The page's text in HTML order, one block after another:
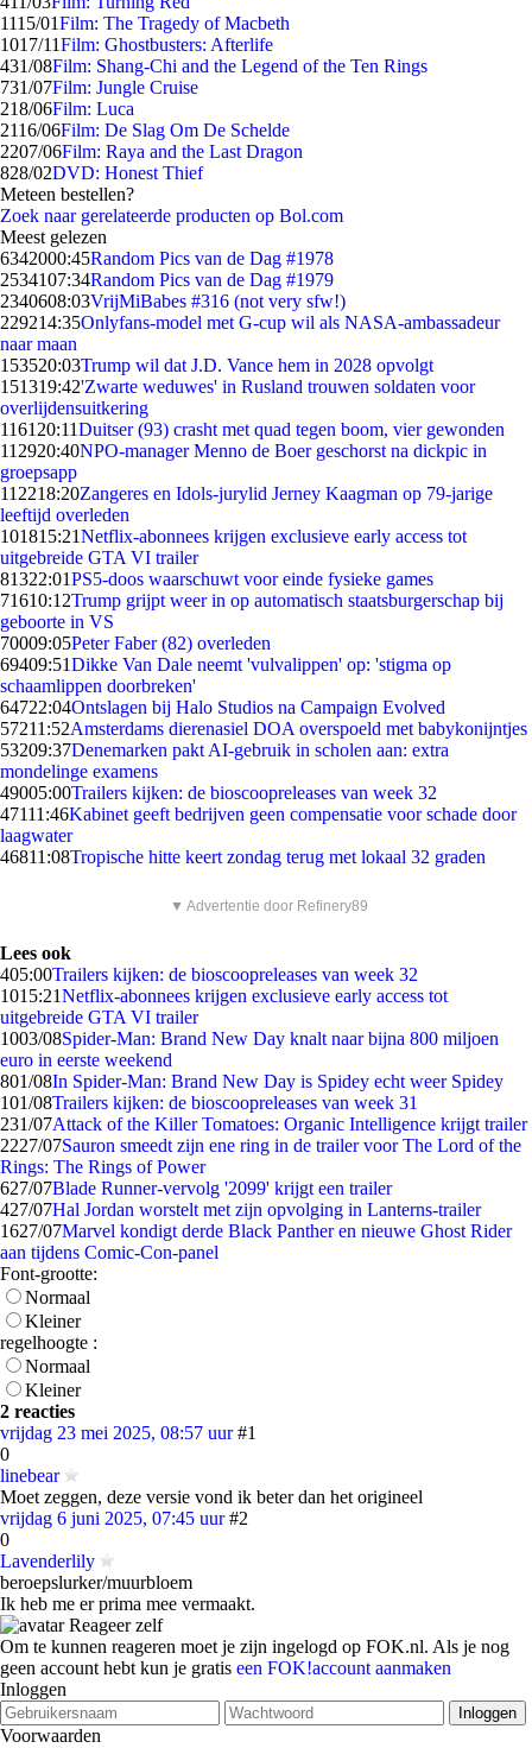
1115/01Film: The Tragedy of Macbeth
1017/11Film: Ghostbusters: Afterlife
431/08Film: Shang-Chi and the Legend of the Ten Rings
731/07Film: Jungle Cruise
218/06Film: Luca
2116/06Film: De Slag Om De Schelde
2207/06Film: Raya and the Last Dragon
828/02DVD: Honest Thief
Meteen bestellen?
Zoek naar gerelateerde producten op Bol.com
Meest gelezen
6342000:45Random Pics van de Dag #1978
2534107:34Random Pics van de Dag #1979
2340608:03VrijMiBabes #316 (not very sfw!)
229214:35Onlyfans-model met G-cup wil als NASA-ambassadeur
naar maan
153520:03Trump wil dat J.D. Vance hem in 2028 opvolgt
151319:42'Zwarte weduwes' in Rusland trouwen soldaten voor
overlijdensuitkering
1161 20:11Duitser (93) crasht met quad tegen boom, vier gewonden
112920:40NPO-manager Menno de Boer geschorst na dickpic in
groepsapp
112218:20Zangeres en Idols-jurylid Jerney Kaagman op 79-jarige
leeftijd overleden
101815:21Netflix-abonnees krijgen exclusieve early access tot
uitgebreide GTA VI trailer
81322:01PS5-doos waarschuwt voor einde fysieke games
71610:12Trump grijpt weer in op automatisch staatsburgerschap bij
geboorte in VS
70009:05Peter Faber (82) overleden
69409:51Dikke Van Dale neemt 'vulvalippen' op: 'stigma op
schaamlippen doorbreken'
64722:04Ontslagen bij Halo Studios na Campaign Evolved
57211:52Amsterdams dierenasiel DOA overspoeld met babykonijntjes
53209:37Denemarken pakt AI-gebruik in scholen aan: extra
mondelinge examens
49005:00Trailers kijken: de bioscoopreleases van week 32
47111:46Kabinet geeft bedrijven geen compensatie voor schade door
laagwater
46811:08Tropische hitte keert zondag terug met lokaal 32 graden
▼ Advertentie door Refinery89
Lees ook
405:00Trailers kijken: de bioscoopreleases van week 32
1015:21Netflix-abonnees krijgen exclusieve early access tot
uitgebreide GTA VI trailer
1003/08Spider-Man: Brand New Day knalt naar bijna 800 miljoen
euro in eerste weekend
801/08In Spider-Man: Brand New Day is Spidey echt weer Spidey
101/08Trailers kijken: de bioscoopreleases van week 31
231/07Attack of the Killer Tomatoes: Organic Intelligence krijgt trailer
2227/07Sauron smeedt zijn ene ring in de trailer voor The Lord of the
Rings: The Rings of Power
627/07Blade Runner-vervolg '2099' krijgt een trailer
427/07Hal Jordan worstelt met zijn opvolging in Lanterns-trailer
1627/07Marvel kondigt derde Black Panther en nieuwe Ghost Rider
aan tijdens Comic-Con-panel
Font-grootte:
Normaal
Kleiner
regelhoogte :
Normaal
Kleiner
2 reacties
vrijdag 23 mei 2025, 08:57 uur #1
0
linebear
Moet zeggen, deze versie vond ik beter dan het origineel
vrijdag 6 juni 2025, 07:45 uur #2
0
Lavenderlily
beroepslurker/muurbloem
Ik heb me er prima mee vermaakt.
Reageer zelf
Om te kunnen reageren moet je zijn ingelogd op FOK.nl. Als je nog
geen account hebt kun je gratis een FOK!account aanmaken
Inloggen
Voorwaarden